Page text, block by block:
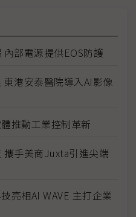
部電源提供EOS防護
港安泰醫院導入AI影像
推動工業控制革新
手美商Juxta引進尖端
亮相AI WAVE 主打企業